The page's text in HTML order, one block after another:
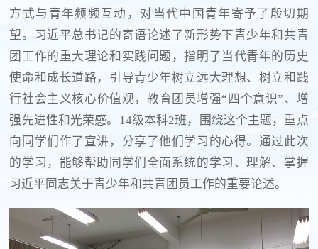
方式与青年频频互动，对当代中国青年寄予了殷切期
望。习近平总书记的寄语论述了新形势下青少年和共青
团工作的重大理论和实践问题，指明了当代青年的历史
使命和成长道路，引导青少年树立远大理想、树立和践
行社会主义核心价值观，教育团员增强“四个意识”、增
强先进性和光荣感。14级本科2班，围绕这个主题，重点
向同学们作了宣讲，分享了他们学习的心得。通过此次
的学习，能够帮助同学们全面系统的学习、理解、掌握
习近平同志关于青少年和共青团员工作的重要论述。